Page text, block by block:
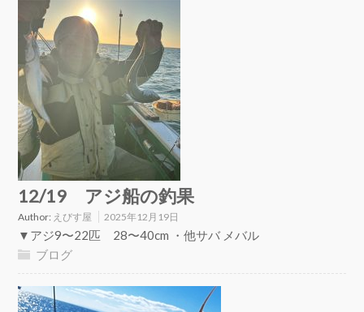
12/19 アジ船の釣果
Author: えびす屋 2025年12月19日
▼アジ9〜22匹 28〜40cm ・他サバ メバル
ブログ